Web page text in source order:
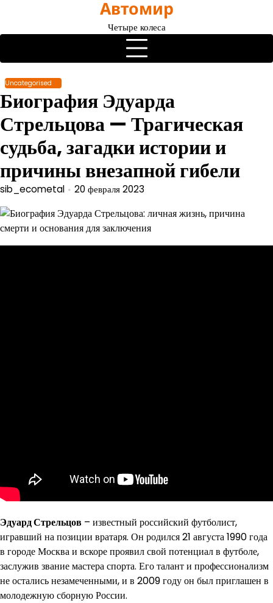
содержимому
Автомир
Четыре колеса
Uncategorised
Биография Эдуарда
Стрельцова — Трагическая
судьба, загадки истории и
причины внезапной гибели
sib_ecometal 20 февраля 2023
Эдуард Стрельцов – известный российский футболист,
игравший на позиции вратаря. Он родился 21 августа 1990 года
в городе Москва и вскоре проявил свой потенциал в футболе,
заслужив звание мастера спорта. Его талант и профессионализм
не остались незамеченными, и в 2009 году он был приглашен в
молодежную сборную России.